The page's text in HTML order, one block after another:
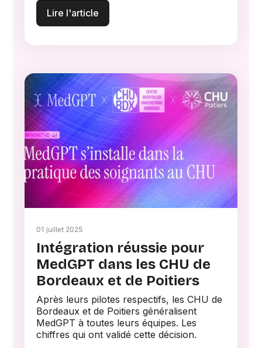
Lire l'article
01 juillet 2025
Intégration réussie pour
MedGPT dans les CHU de
Bordeaux et de Poitiers
Après leurs pilotes respectifs, les CHU de
Bordeaux et de Poitiers généralisent
MedGPT à toutes leurs équipes. Les
chiffres qui ont validé cette décision.